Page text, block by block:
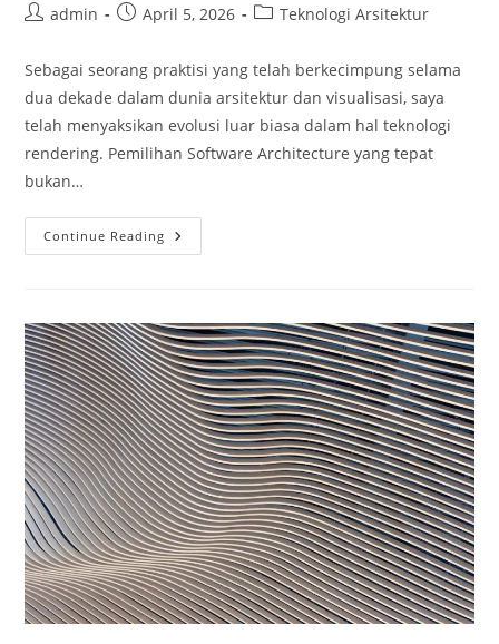
Postadmin
PostApril 5, 2026
PostTeknologi Arsitektur
Sebagai seorang praktisi yang telah berkecimpung selama
dua dekade dalam dunia arsitektur dan visualisasi, saya
telah menyaksikan evolusi luar biasa dalam hal teknologi
rendering. Pemilihan Software Architecture yang tepat
bukan…
Continue Reading Menjelajahi
Masa
Lumion,
Twinmotion